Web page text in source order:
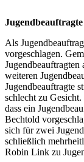
Jugendbeauftragte
Als
vorgeschlagen.
weiteren
Jugendbeauftragte
schlecht zu
dass ein
Bechtold
sich für zwei
schließlich
Robin Link zu